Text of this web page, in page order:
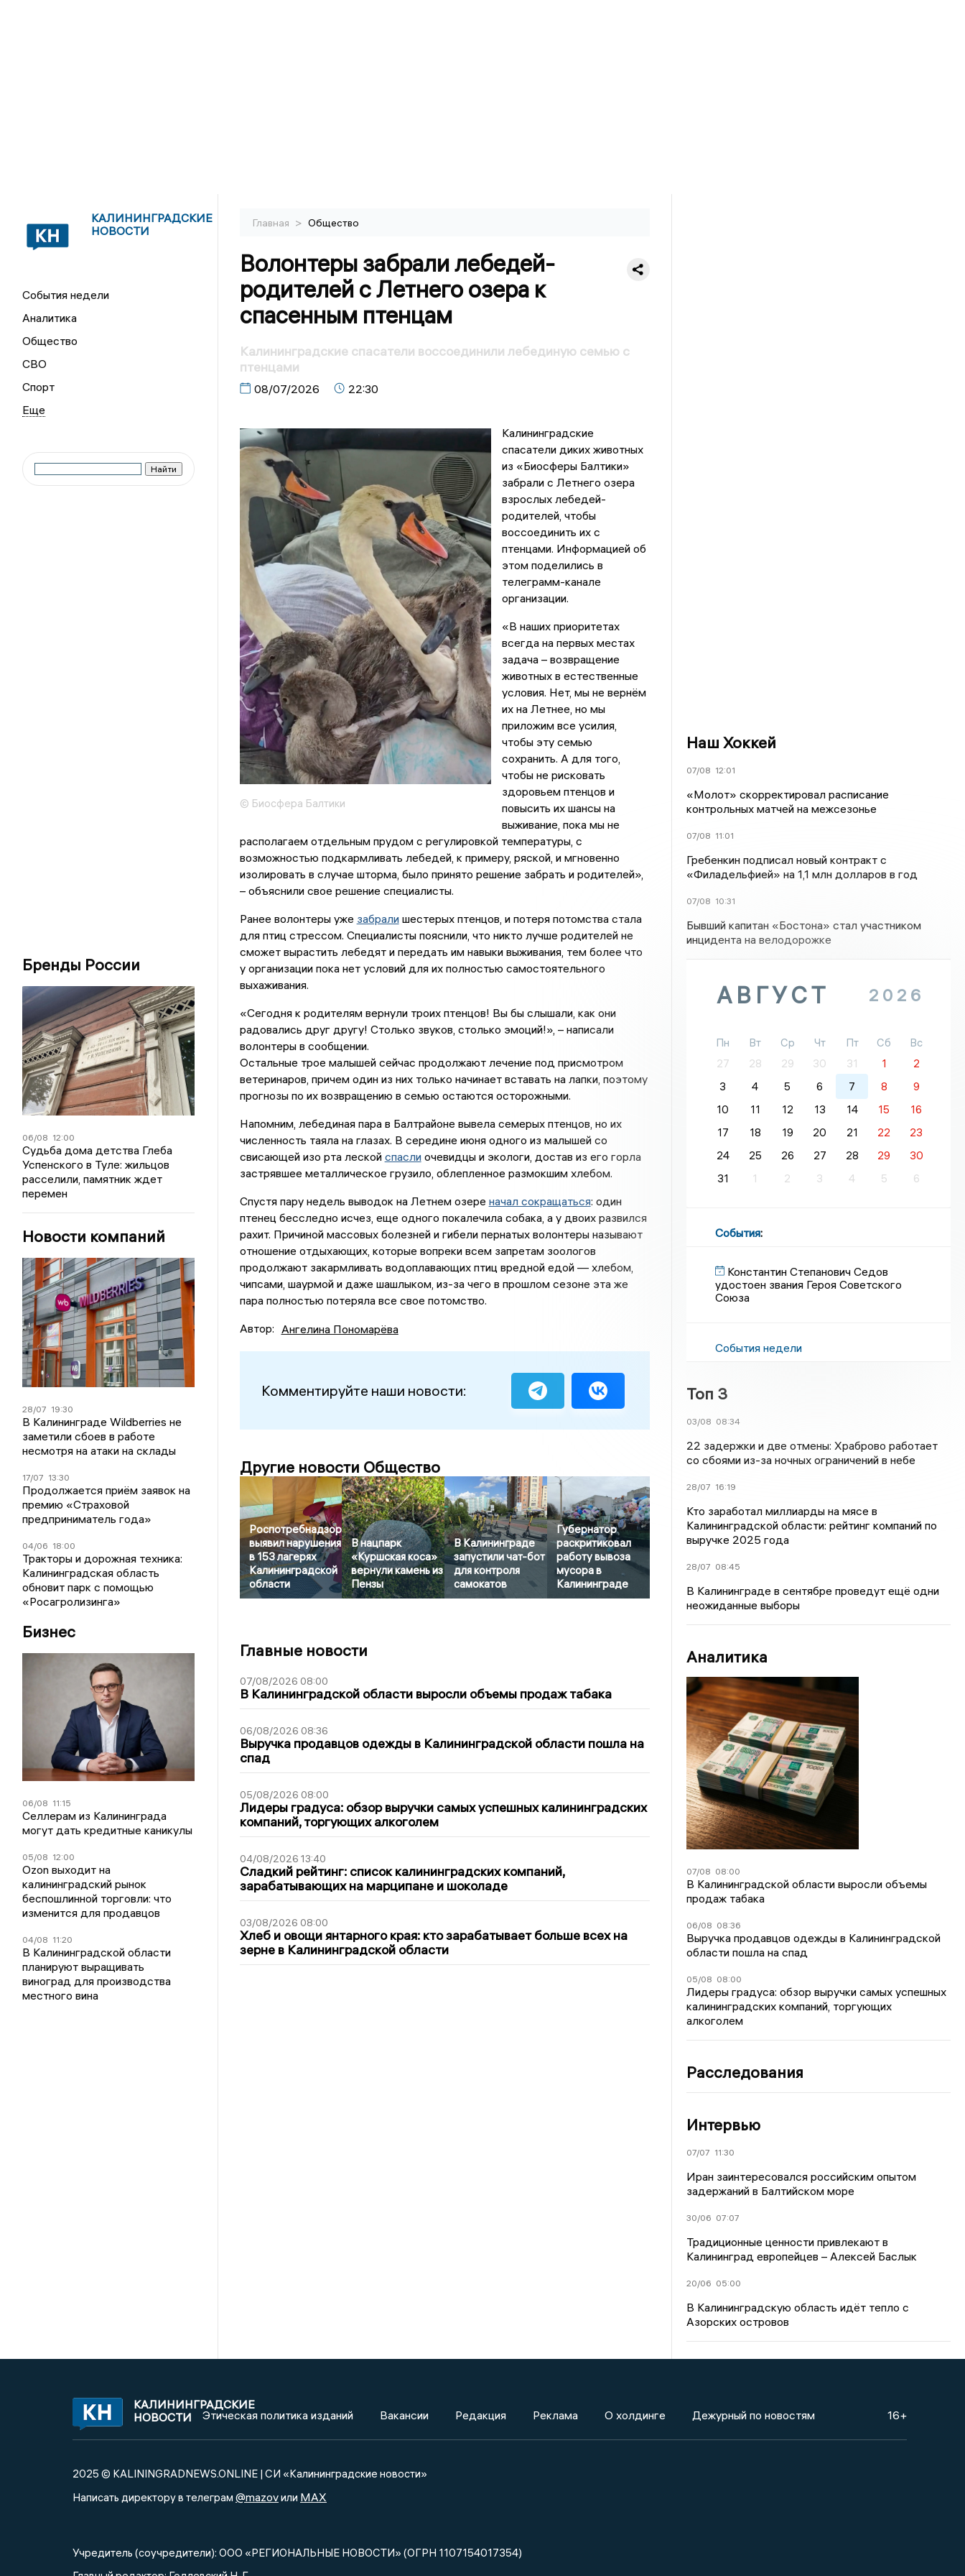
КАЛИНИНГРАДСКИЕ
НОВОСТИ
События недели
Аналитика
Общество
СВО
Спорт
Бренды России
06/08 12:00
Судьба дома детства Глеба
Успенского в Туле: жильцов
расселили, памятник ждет
перемен
Новости компаний
28/07 19:30
В Калининграде Wildberries не
заметили сбоев в работе
несмотря на атаки на склады
17/07 13:30
Продолжается приём заявок на
премию «Страховой
предприниматель года»
04/06 18:00
Тракторы и дорожная техника:
Калининградская область
обновит парк с помощью
«Росагролизинга»
Бизнес
06/08 11:15
Селлерам из Калининграда
могут дать кредитные каникулы
05/08 12:00
Ozon выходит на
калининградский рынок
беспошлинной торговли: что
изменится для продавцов
04/08 11:20
В Калининградской области
планируют выращивать
виноград для производства
местного вина
Главная > Общество
Волонтеры забрали лебедей-
родителей с Летнего озера к
спасенным птенцам
Калининградские спасатели воссоединили лебединую семью с
птенцами
08/07/2026 22:30
© Биосфера Балтики
Калининградские
спасатели диких животных
из «Биосферы Балтики»
забрали с Летнего озера
взрослых лебедей-
родителей, чтобы
воссоединить их с
птенцами. Информацией об
этом поделились в
телеграмм-канале
организации.
«В наших приоритетах
всегда на первых местах
задача – возвращение
животных в естественные
условия. Нет, мы не вернём
их на Летнее, но мы
приложим все усилия,
чтобы эту семью
сохранить. А для того,
чтобы не рисковать
здоровьем птенцов и
повысить их шансы на
выживание, пока мы не
располагаем отдельным прудом с регулировкой температуры, с
возможностью подкармливать лебедей, к примеру, ряской, и мгновенно
изолировать в случае шторма, было принято решение забрать и родителей»,
– объяснили свое решение специалисты.
Ранее волонтеры уже забралишестерых птенцов, и потеря потомства стала
для птиц стрессом. Специалисты пояснили, что никто лучше родителей не
сможет вырастить лебедят и передать им навыки выживания, тем более что
у организации пока нет условий для их полностью самостоятельного
выхаживания.
«Сегодня к родителям вернули троих птенцов! Вы бы слышали, как они
радовались друг другу! Столько звуков, столько эмоций!», – написали
волонтеры в сообщении.
Остальные трое малышей сейчас продолжают лечение под присмотром
ветеринаров, причем один из них только начинает вставать на лапки, поэтому
прогнозы по их возвращению в семью остаются осторожными.
Напомним, лебединая пара в Балтрайоне вывела семерых птенцов, но их
численность таяла на глазах. В середине июня одного из малышей со
свисающей изо рта леской спаслиочевидцы и экологи, достав из его горла
застрявшее металлическое грузило, облепленное размокшим хлебом.
Спустя пару недель выводок на Летнем озере начал сокращаться: один
птенец бесследно исчез, еще одного покалечила собака, а у двоих развился
рахит. Причиной массовых болезней и гибели пернатых волонтеры называют
отношение отдыхающих, которые вопреки всем запретам зоологов
продолжают закармливать водоплавающих птиц вредной едой — хлебом,
чипсами, шаурмой и даже шашлыком, из-за чего в прошлом сезоне эта же
пара полностью потеряла все свое потомство.
Автор: Ангелина Пономарёва
Комментируйте наши новости:
Другие новости Общество
Роспотребнадзор
выявил нарушения
в 153 лагерях
Калининградской
области
В нацпарк
«Куршская коса»
вернули камень из
Пензы
В Калининграде
запустили чат-бот
для контроля
самокатов
Губернатор
раскритиковал
работу вывоза
мусора в
Калининграде
Главные новости
07/08/2026 08:00
В Калининградской области выросли объемы продаж табака
06/08/2026 08:36
Выручка продавцов одежды в Калининградской области пошла на
спад
05/08/2026 08:00
Лидеры градуса: обзор выручки самых успешных калининградских
компаний, торгующих алкоголем
04/08/2026 13:40
Сладкий рейтинг: список калининградских компаний,
зарабатывающих на марципане и шоколаде
03/08/2026 08:00
Хлеб и овощи янтарного края: кто зарабатывает больше всех на
зерне в Калининградской области
Наш Хоккей
07/08 12:01
«Молот» скорректировал расписание
контрольных матчей на межсезонье
07/08 11:01
Гребенкин подписал новый контракт с
«Филадельфией» на 1,1 млн долларов в год
07/08 10:31
Бывший капитан «Бостона» стал участником
инцидента на велодорожке
АВГУСТ 2026
Пн Вт Ср Чт Пт Сб
Вс
27
28 29 30 31 1
2
3
4 5 6 7 8
9
10
11 12 13 14 15
16
17
18 19 20 21 22
23
24
25 26 27 28 29
30
31
1 2 3 4 5 6
События:
Константин Степанович Седов
удостоен звания Героя Советского
Союза
События недели
Топ 3
03/08 08:34
22 задержки и две отмены: Храброво работает
со сбоями из-за ночных ограничений в небе
28/07 16:19
Кто заработал миллиарды на мясе в
Калининградской области: рейтинг компаний по
выручке 2025 года
28/07 08:45
В Калининграде в сентябре проведут ещё одни
неожиданные выборы
Аналитика
07/08 08:00
В Калининградской области выросли объемы
продаж табака
06/08 08:36
Выручка продавцов одежды в Калининградской
области пошла на спад
05/08 08:00
Лидеры градуса: обзор выручки самых успешных
калининградских компаний, торгующих
алкоголем
Расследования
Интервью
07/07 11:30
Иран заинтересовался российским опытом
задержаний в Балтийском море
30/06 07:07
Традиционные ценности привлекают в
Калининград европейцев – Алексей Баслык
20/06 05:00
В Калининградскую область идёт тепло с
Азорских островов
КАЛИНИНГРАДСКИЕ
НОВОСТИ
Этическая политика изданий Вакансии Редакция Реклама О холдинге Дежурный по новостям 16+
2025 © KALININGRADNEWS.ONLINE | СИ «Калининградские новости»
Написать директору в телеграм @mazovили MAX
Учредитель (соучредители): ООО «РЕГИОНАЛЬНЫЕ НОВОСТИ» (ОГРН 1107154017354)